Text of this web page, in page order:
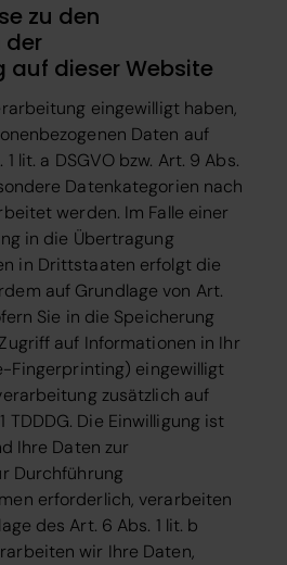
zu den
der
auf dieser Website
eingewilligt haben,
Daten auf
lit. a DSGVO bzw. Art. 9 Abs.
Datenkategorien nach
werden. Im Falle einer
in die Übertragung
in Drittstaaten erfolgt die
auf Grundlage von Art.
Sie in die Speicherung
auf Informationen in Ihr
Fingerprinting) eingewilligt
zusätzlich auf
TDDDG. Die Einwilligung ist
Ihre Daten zur
Durchführung
erforderlich, verarbeiten
des Art. 6 Abs. 1 lit. b
wir Ihre Daten,